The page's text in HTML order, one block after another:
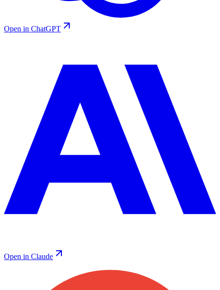
Open in ChatGPT
Open in Claude